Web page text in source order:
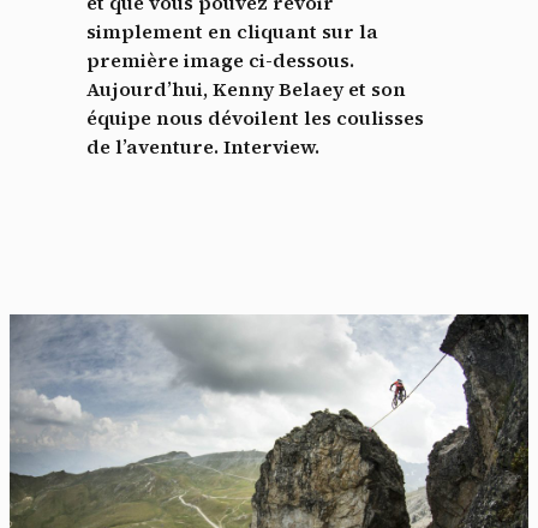
simplement en cliquant sur la
première image ci-dessous.
Aujourd’hui, Kenny Belaey et son
équipe nous dévoilent les coulisses
de l’aventure. Interview.